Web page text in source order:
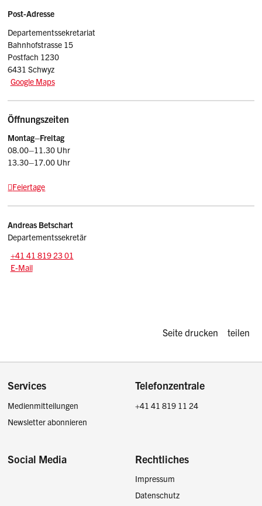
Post-Adresse
Departementssekretariat
Bahnhofstrasse 15
Postfach 1230
6431 Schwyz
Google Maps
Öffnungszeiten
Montag–Freitag
08.00–11.30 Uhr
13.30–17.00 Uhr
Feiertage
Andreas Betschart
Departementssekretär
Tel.:
+41 41 819 23 01
E-Mail: andreas.betschart
E-Mail
Diese Seite
Seite drucken teilen
Footer
Services
Medienmitteilungen
Newsletter abonnieren
Telefonzentrale
+41 41 819 11 24
Social Media Rechtliches
Impressum
Datenschutz